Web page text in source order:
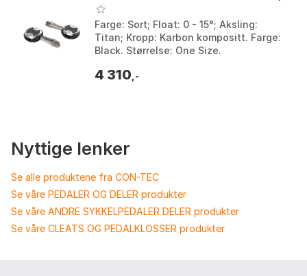
Farge: Sort; Float: 0 - 15°; Aksling:
Titan; Kropp: Karbon kompositt. Farge:
Black. Størrelse: One Size.
4 310 ,-
Nyttige lenker
Se alle produktene fra CON-TEC
Se våre PEDALER OG DELER produkter
Se våre ANDRE SYKKELPEDALER DELER produkter
Se våre CLEATS OG PEDALKLOSSER produkter